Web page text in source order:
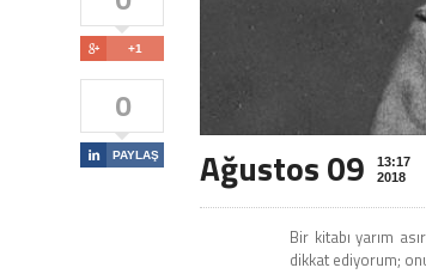
 +1
0
 PAYLAŞ Ağustos 09
13:17
2018
Bir kitabı yarım
dikkat ediyorum;